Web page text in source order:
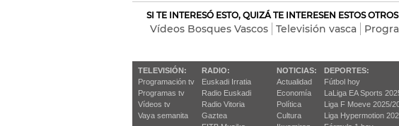
SI TE INTERESÓ ESTO, QUIZÁ TE INTERESEN ESTOS
Vídeos Bosques Vascos Televisión vasca
TELEVISIÓN:
Programación tv
Programas tv
Vídeos tv
Vaya semanita
RADIO:
Euskadi Irratia
Radio Euskadi
Radio Vitoria
Gaztea
NOTICIAS:
Actualidad
Economía
Política
Cultura
DEPORTES:
Fútbol hoy
LaLiga EA Sports
Liga F Moeve 2025/
Liga Hypermotion